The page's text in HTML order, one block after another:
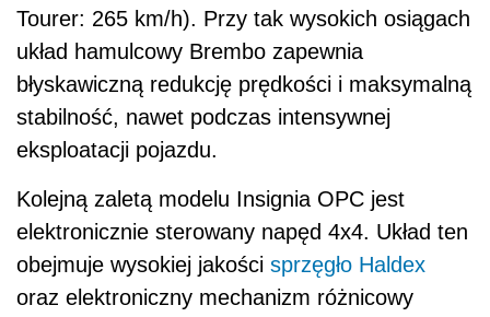
Tourer: 265 km/h). Przy tak wysokich osiągach
układ hamulcowy Brembo zapewnia
błyskawiczną redukcję prędkości i maksymalną
stabilność, nawet podczas intensywnej
eksploatacji pojazdu.
Kolejną zaletą modelu Insignia OPC jest
elektronicznie sterowany napęd 4x4. Układ ten
obejmuje wysokiej jakości sprzęgło Haldex
oraz elektroniczny mechanizm różnicowy